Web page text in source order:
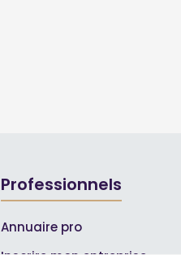
Professionnels
Annuaire pro